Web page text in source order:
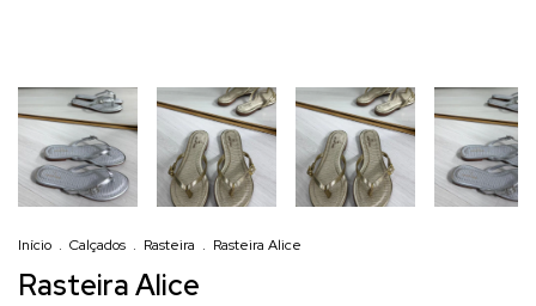
Início . Calçados . Rasteira . Rasteira Alice
Rasteira Alice